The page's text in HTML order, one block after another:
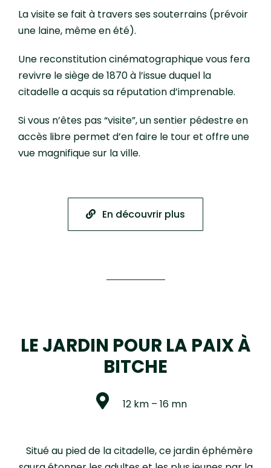
La visite se fait à travers ses souterrains (prévoir
une laine, même en été).
Une reconstitution cinématographique vous fera
revivre le siège de 1870 à l’issue duquel la
citadelle a acquis sa réputation d’imprenable.
Si vous n’êtes pas “visite”, un sentier pédestre en
accès libre permet d’en faire le tour et offre une
vue magnifique sur la ville.
En découvrir plus
LE JARDIN POUR LA PAIX À
BITCHE
12 km – 16 mn
Situé au pied de la citadelle, ce jardin éphémère